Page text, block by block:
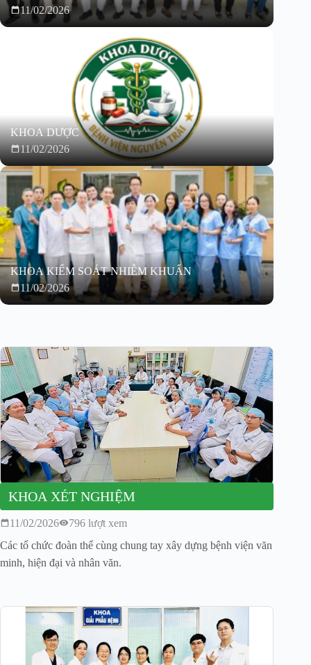
11/02/2026
KHOA DƯỢC
11/02/2026
KHOA KIỂM SOÁT NHIỄM KHUẨN
11/02/2026
KHOA XÉT NGHIỆM
11/02/2026
796 lượt xem
Các tổ chức đoàn thể cùng chung tay xây dựng bệnh viện văn
minh, hiện đại và nhân văn.